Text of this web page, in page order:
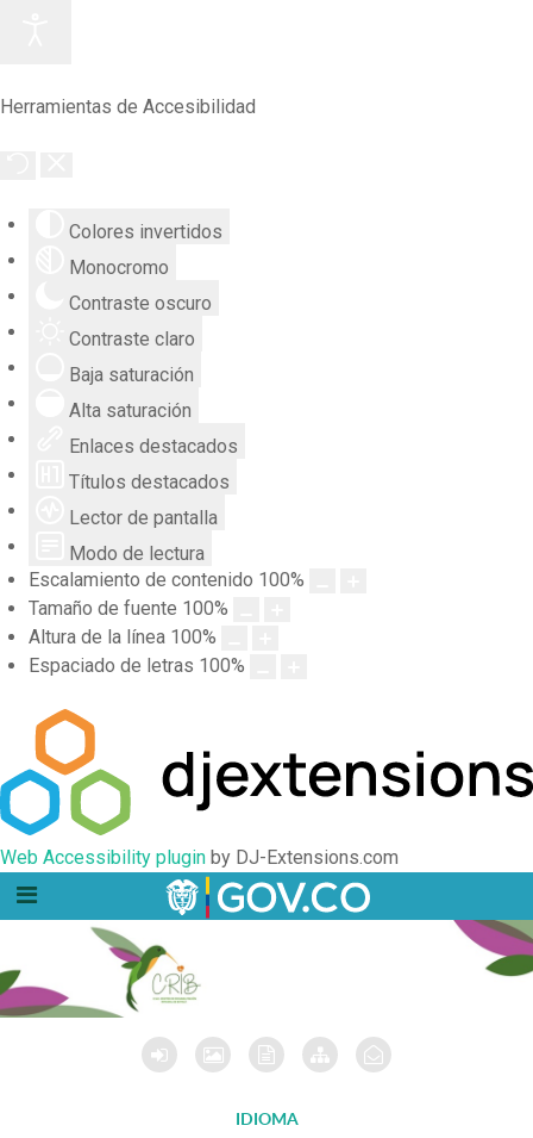
Herramientas de Accesibilidad
Colores invertidos
Monocromo
Contraste oscuro
Contraste claro
Baja saturación
Alta saturación
Enlaces destacados
Títulos destacados
Lector de pantalla
Modo de lectura
Escalamiento de contenido 100%
Tamaño de fuente 100%
Altura de la línea 100%
Espaciado de letras 100%
Web Accessibility plugin by DJ-Extensions.com
IDIOMA